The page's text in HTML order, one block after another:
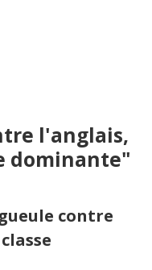
l'anglais,
dominante"
contre